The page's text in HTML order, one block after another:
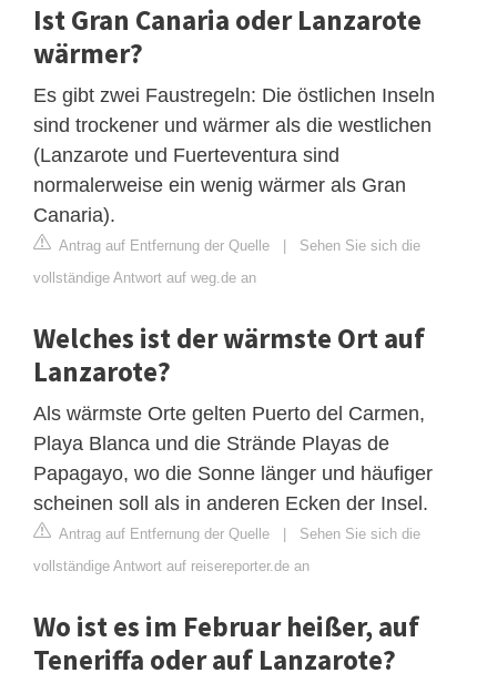
Ist Gran Canaria oder Lanzarote
wärmer?
Es gibt zwei Faustregeln: Die östlichen Inseln
sind trockener und wärmer als die westlichen
(Lanzarote und Fuerteventura sind
normalerweise ein wenig wärmer als Gran
Canaria).
Antrag auf Entfernung der Quelle | Sehen Sie sich die
vollständige Antwort auf weg.de an
Welches ist der wärmste Ort auf
Lanzarote?
Als wärmste Orte gelten Puerto del Carmen,
Playa Blanca und die Strände Playas de
Papagayo, wo die Sonne länger und häufiger
scheinen soll als in anderen Ecken der Insel.
Antrag auf Entfernung der Quelle | Sehen Sie sich die
vollständige Antwort auf reisereporter.de an
Wo ist es im Februar heißer, auf
Teneriffa oder auf Lanzarote?